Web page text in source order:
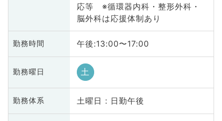
応等 ※循環器内科・整形外科・
脳外科は応援体制あり
勤務時間 午後:13:00〜17:00
勤務曜日 土
勤務体系 土曜日 : 日勤午後